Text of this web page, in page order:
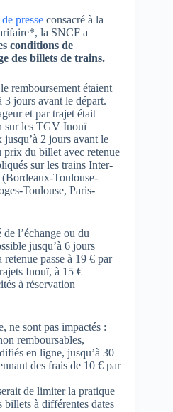
presse consacré à la
la SNCF a
conditions de
des billets de trains.
remboursement étaient
3 jours avant le départ.
et par trajet était
sur les TGV Inouï
2 jours avant le
prix du billet avec retenue
sur les trains Inter-
Toulouse-
Toulouse, Paris-
l’échange ou du
jusqu’à 6 jours
passe à 19 € par
Inouï, à 15 €
à réservation
ne sont pas impactés :
remboursables,
en ligne, jusqu’à 30
des frais de 10 € par
de limiter la pratique
billets à différentes dates